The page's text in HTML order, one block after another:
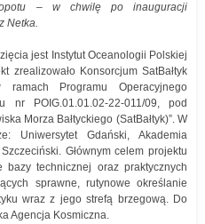
– w chwilę po inauguracji
Netka.
jest Instytut Oceanologii Polskiej
zrealizowało Konsorcjum SatBałtyk
Programu Operacyjnego
nr POIG.01.01.02-22-011/09, pod
Morza Bałtyckiego (SatBałtyk)”. W
Uniwersytet Gdański, Akademia
Głównym celem projektu
bazy technicznej oraz praktycznych
sprawne, rutynowe określanie
wraz z jego strefą brzegową. Do
Agencja Kosmiczna.